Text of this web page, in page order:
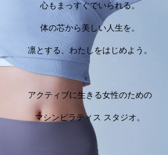
心もまっすぐでいられる。
体の芯から美しい人生を。
凛とする、わたしをはじめよう。
アクティブに生きる女性のための
マシンピラティス スタジオ。